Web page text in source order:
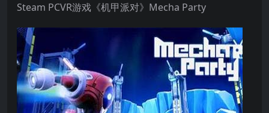
Steam PCVR游戏《机甲派对》Mecha Party